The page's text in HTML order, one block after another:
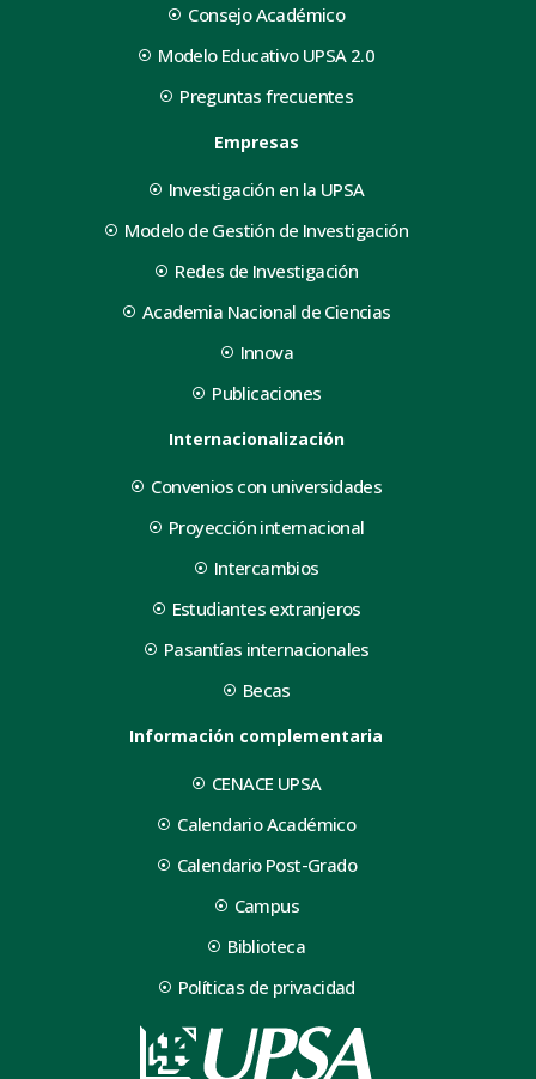
Consejo Académico
Modelo Educativo UPSA 2.0
Preguntas frecuentes
Empresas
Investigación en la UPSA
Modelo de Gestión de Investigación
Redes de Investigación
Academia Nacional de Ciencias
Innova
Publicaciones
Internacionalización
Convenios con universidades
Proyección internacional
Intercambios
Estudiantes extranjeros
Pasantías internacionales
Becas
Información complementaria
CENACE UPSA
Calendario Académico
Calendario Post-Grado
Campus
Biblioteca
Políticas de privacidad